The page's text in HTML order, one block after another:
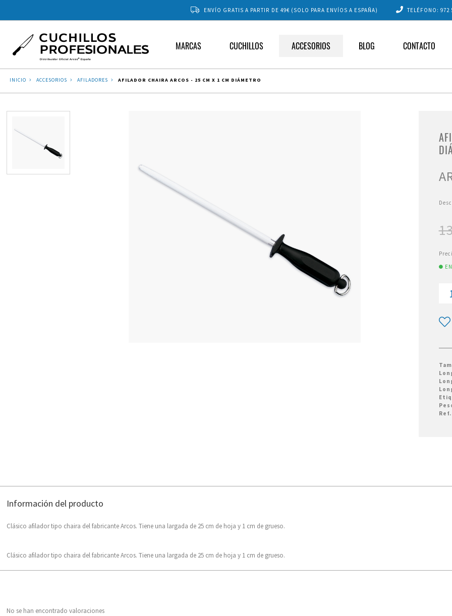
ENVÍO GRATIS A PARTIR DE 49€ (SOLO PARA ENVÍOS A ESPAÑA) TELÉFONO: 972
MARCAS CUCHILLOS ACCESORIOS BLOG CONTACTO
INICIO ACCESORIOS AFILADORES AFILADOR CHAIRA ARCOS - 25 CM X 1 CM DIÁMETRO
Ref.
Información del producto
Clásico afilador tipo chaira del fabricante Arcos. Tiene una largada de 25 cm de hoja y 1 cm de grueso.
Clásico afilador tipo chaira del fabricante Arcos. Tiene una largada de 25 cm de hoja y 1 cm de grueso.
No se han encontrado valoraciones